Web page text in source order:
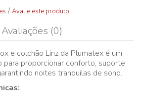
/Avalie este produto
Avaliações (0)
e colchão Linz da Plumatex é um
proporcionar conforto, suporte
noites tranquilas de sono.